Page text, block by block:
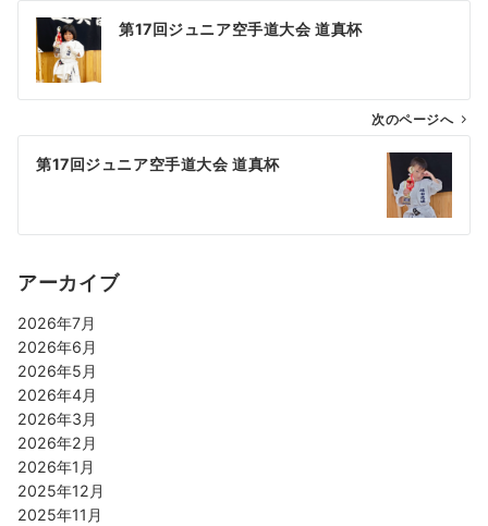
第17回ジュニア空手道大会 道真杯
次のページへ
第17回ジュニア空手道大会 道真杯
アーカイブ
2026年7月
2026年6月
2026年5月
2026年4月
2026年3月
2026年2月
2026年1月
2025年12月
2025年11月